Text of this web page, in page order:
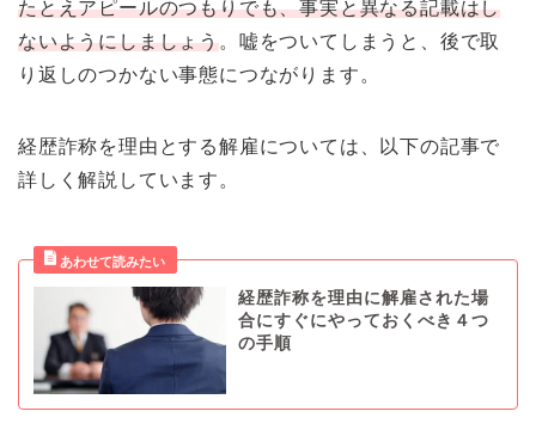
たとえアピールのつもりでも、事実と異なる記載はし
ないようにしましょう。嘘をついてしまうと、後で取
り返しのつかない事態につながります。
経歴詐称を理由とする解雇については、以下の記事で
詳しく解説しています。
経歴詐称を理由に解雇された場
合にすぐにやっておくべき４つ
の手順